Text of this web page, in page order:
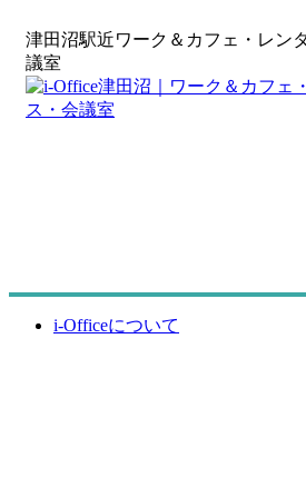
津田沼駅近ワーク＆カフェ・レン
議室
i-Officeについて